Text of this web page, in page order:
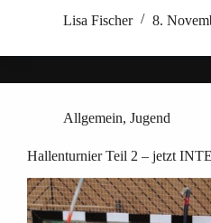
Lisa Fischer
8.
Allgemein, Jugend
Hallenturnier Teil 2 – jetzt